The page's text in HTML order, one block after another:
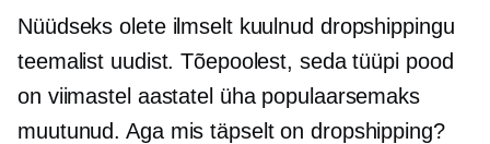
Nüüdseks olete ilmselt kuulnud dropshippingu
teemalist uudist. Tõepoolest, seda tüüpi pood
on viimastel aastatel üha populaarsemaks
muutunud. Aga mis täpselt on dropshipping?